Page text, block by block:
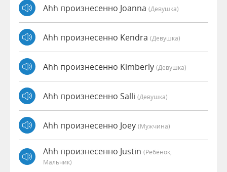
Ahh произнесенно Joanna (девушка)
Ahh произнесенно Kendra (девушка)
Ahh произнесенно Kimberly (девушка)
Ahh произнесенно Salli (девушка)
Ahh произнесенно Joey (мужчина)
Ahh произнесенно Justin (Ребёнок,
Мальчик)